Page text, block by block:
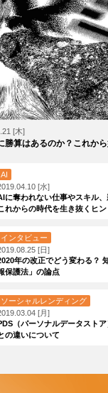
[木]
勝算はあるのか？これか
AI
[水]
に奪われない仕事やスキル、
れからの時代を生き抜くヒン
インタビュー
[日]
年の改正でどう変わる？
保護法」の論点
ソーシャルレンディング
[月]
（パーソナルデータスト
の違いについて